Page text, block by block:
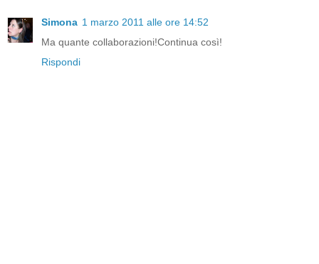
Simona 1 marzo 2011 alle ore 14:52
Ma quante collaborazioni!Continua così!
Rispondi